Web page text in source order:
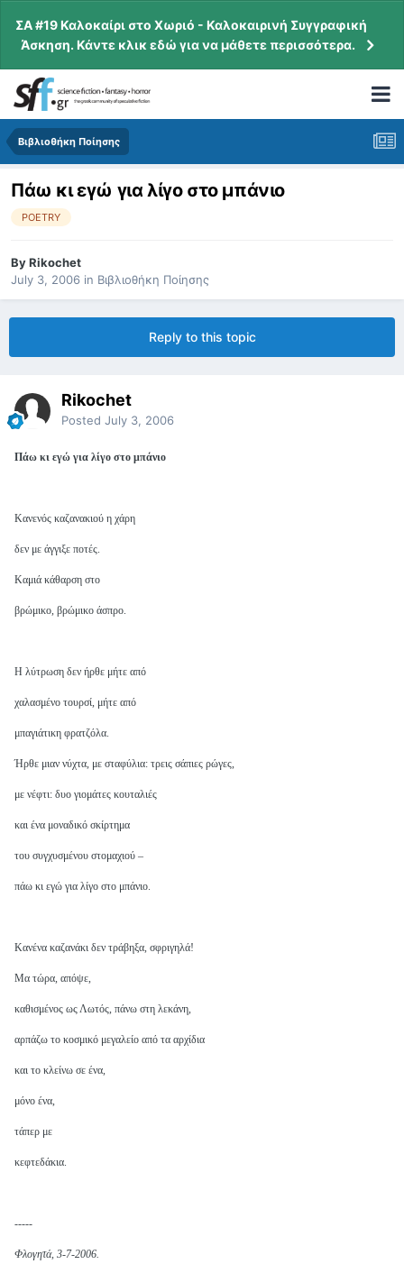
ΣΑ #19 Καλοκαίρι στο Χωριό - Καλοκαιρινή Συγγραφική
Άσκηση. Κάντε κλικ εδώ για να μάθετε περισσότερα.
Βιβλιοθήκη Ποίησης
Πάω κι εγώ για λίγο στο μπάνιο
POETRY
ByRikochet
July 3, 2006 in Βιβλιοθήκη Ποίησης
Reply to this topic
Rikochet
Posted July 3, 2006
Πάω κι εγώ για λίγο στο μπάνιο
Κανενός καζανακιού η χάρη
δεν με άγγιξε ποτές.
Καμιά κάθαρση στο
βρώμικο, βρώμικο άσπρο.
Η λύτρωση δεν ήρθε μήτε από
χαλασμένο τουρσί, μήτε από
μπαγιάτικη φρατζόλα.
Ήρθε μιαν νύχτα, με σταφύλια: τρεις σάπιες ρώγες,
με νέφτι: δυο γιομάτες κουταλιές
και ένα μοναδικό σκίρτημα
του συγχυσμένου στομαχιού –
πάω κι εγώ για λίγο στο μπάνιο.
Κανένα καζανάκι δεν τράβηξα, σφριγηλά!
Μα τώρα, απόψε,
καθισμένος ως Λωτός, πάνω στη λεκάνη,
αρπάζω το κοσμικό μεγαλείο από τα αρχίδια
και το κλείνω σε ένα,
μόνο ένα,
τάπερ με
κεφτεδάκια.
-----
Φλογητά, 3-7-2006.